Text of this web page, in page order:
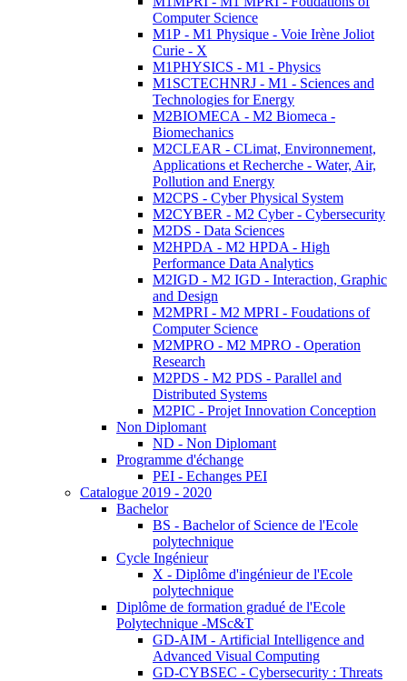
Computer Science
M1P - M1 Physique - Voie Irène Joliot
Curie - X
M1PHYSICS - M1 - Physics
M1SCTECHNRJ - M1 - Sciences and
Technologies for Energy
M2BIOMECA - M2 Biomeca -
Biomechanics
M2CLEAR - CLimat, Environnement,
Applications et Recherche - Water, Air,
Pollution and Energy
M2CPS - Cyber Physical System
M2CYBER - M2 Cyber - Cybersecurity
M2DS - Data Sciences
M2HPDA - M2 HPDA - High
Performance Data Analytics
M2IGD - M2 IGD - Interaction, Graphic
and Design
M2MPRI - M2 MPRI - Foudations of
Computer Science
M2MPRO - M2 MPRO - Operation
Research
M2PDS - M2 PDS - Parallel and
Distributed Systems
M2PIC - Projet Innovation Conception
Non Diplomant
ND - Non Diplomant
Programme d'échange
PEI - Echanges PEI
Catalogue 2019 - 2020
Bachelor
BS - Bachelor of Science de l'Ecole
polytechnique
Cycle Ingénieur
X - Diplôme d'ingénieur de l'Ecole
polytechnique
Diplôme de formation gradué de l'Ecole
Polytechnique -MSc&T
GD-AIM - Artificial Intelligence and
Advanced Visual Computing
GD-CYBSEC - Cybersecurity : Threats